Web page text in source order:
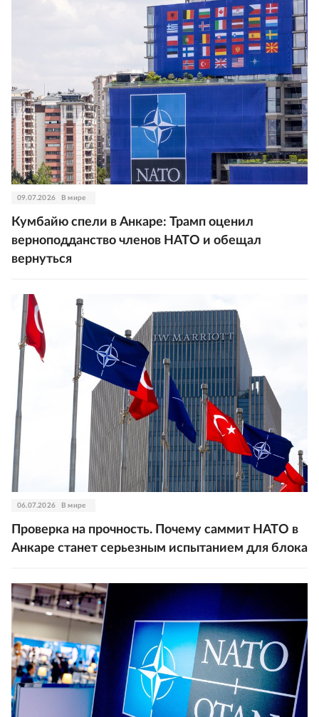
09.07.2026 В мире
Кумбайю спели в Анкаре: Трамп оценил
верноподданство членов НАТО и обещал
вернуться
06.07.2026 В мире
Проверка на прочность. Почему саммит НАТО в
Анкаре станет серьезным испытанием для блока